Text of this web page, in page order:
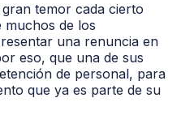
temor cada cierto
muchos de los
una renuncia en
eso, que una de sus
de personal, para
que ya es parte de su